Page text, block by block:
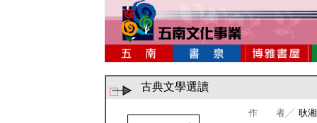
古典文學選讀
作 者╱ 耿